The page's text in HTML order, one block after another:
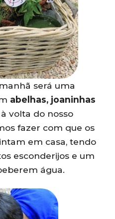
será uma
abelhas, joaninhas
volta do nosso
fazer com que os
em casa, tendo
esconderijos e um
água.